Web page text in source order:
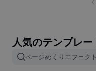
画像背景削除
その他
人気のテンプレー
ページめくりエフェクト